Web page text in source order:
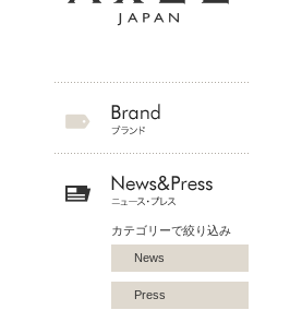
カテゴリーで絞り込み
News
Press